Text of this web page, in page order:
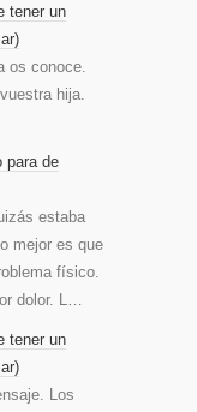
tener un
os conoce.
hija.
para de
estaba
mejor es que
físico.
dolor. L…
tener un
Los